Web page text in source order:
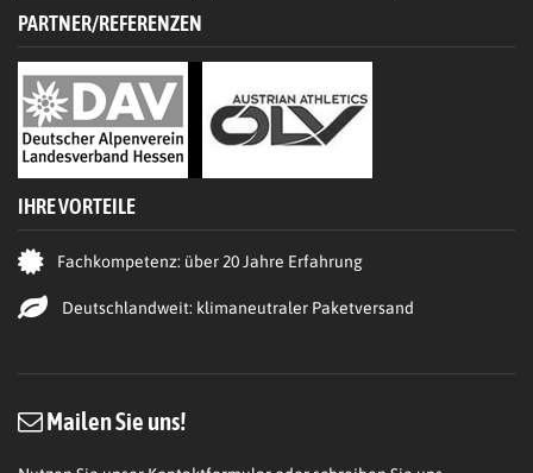
PARTNER/REFERENZEN
IHRE VORTEILE
Fachkompetenz: über 20 Jahre Erfahrung
Deutschlandweit: klimaneutraler Paketversand
Mailen Sie uns!